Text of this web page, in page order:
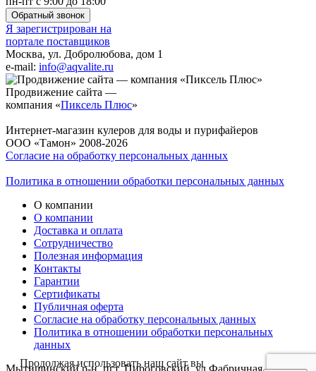
Обратный звонок
Я зарегистрирован на
портале поставщиков
Москва, ул. Добролюбова, дом 1
e-mail: info@aqvalite.ru
Продвижение сайта —
компания «Пиксель Плюс»
Интернет-магазин кулеров для воды и пурифайеров
ООО «Тамон» 2008-2026
Согласие на обработку персональных данных
Политика в отношении обработки персональных данных
О компании
О компании
Доставка и оплата
Сотрудничество
Полезная информация
Контакты
Гарантии
Сертификаты
Публичная оферта
Согласие на обработку персональных данных
Политика в отношении обработки персональных
данных
Мытищинский р-н, пгт. Пироговский, ул.Фабричная д.1
Продолжая использовать наш сайт вы